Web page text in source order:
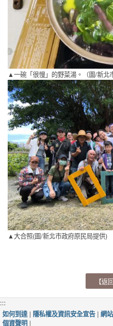
▲一碗「很慢」的野菜湯。（圖/新北
▲大合照(圖/新北市政府原民局提供)
【返
:::
如何到達 | 隱私權及資訊安全宣告 |網
個資聲明 |